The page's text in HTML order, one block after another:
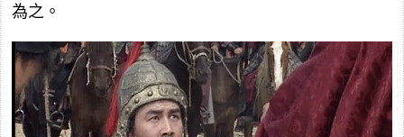
為之。